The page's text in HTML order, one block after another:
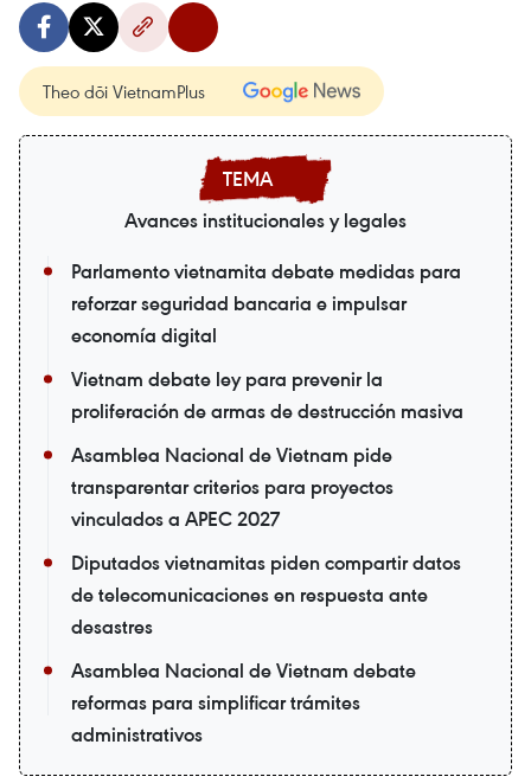
Theo dõi VietnamPlus
Avances institucionales y legales
Parlamento vietnamita debate medidas para
reforzar seguridad bancaria e impulsar
economía digital
Vietnam debate ley para prevenir la
proliferación de armas de destrucción masiva
Asamblea Nacional de Vietnam pide
transparentar criterios para proyectos
vinculados a APEC 2027
Diputados vietnamitas piden compartir datos
de telecomunicaciones en respuesta ante
desastres
Asamblea Nacional de Vietnam debate
reformas para simplificar trámites
administrativos